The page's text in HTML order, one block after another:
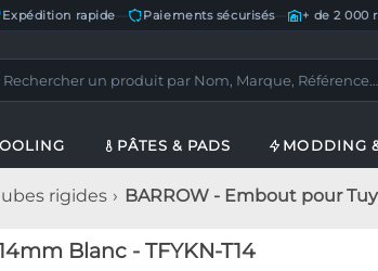
Expédition rapide Paiements sécurisés— + de 2 000
PÂTES & PADS MODDING
rigides BARROW - Embout pour
Blanc - TFYKN-T14